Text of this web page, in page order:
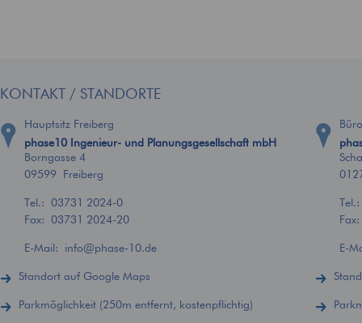
KONTAKT / STANDORTE
Hauptsitz Freiberg
phase10 Ingenieur- und Planungsgesellschaft mbH
Borngasse 4
09599 Freiberg
Tel.:03731 2024-0
Fax: 03731 2024-20
E-Mail: info@phase-10.de
Standort auf Google Maps
Parkmöglichkeit (250m entfernt, kostenpflichtig)
E-